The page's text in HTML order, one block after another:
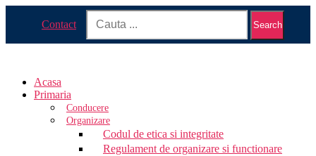
Contact Search
Acasa
Primaria
Conducere
Organizare
Codul de etica si integritate
Regulament de organizare si functionare